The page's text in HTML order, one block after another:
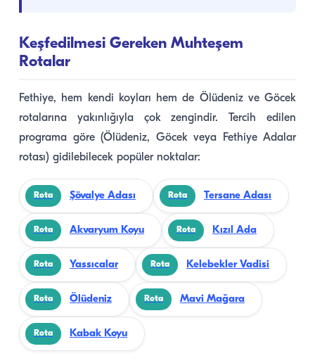
Keşfedilmesi Gereken Muhteşem
Rotalar
Fethiye, hem kendi koyları hem de Ölüdeniz ve Göcek
rotalarına yakınlığıyla çok zengindir. Tercih edilen
programa göre (Ölüdeniz, Göcek veya Fethiye Adalar
rotası) gidilebilecek popüler noktalar:
Rota Şövalye Adası Rota Tersane Adası
Rota Akvaryum Koyu Rota Kızıl Ada
Rota Yassıcalar Rota Kelebekler Vadisi
Rota Ölüdeniz Rota Mavi Mağara
Rota Kabak Koyu